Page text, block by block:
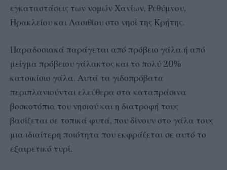
εγκαταστάσεις των νομών Χανίων, Ρεθύμνου,
Ηρακλείου και Λασιθίου στο νησί της Κρήτης.
Παραδοσιακά παράγεται από πρόβειο γάλα ή από
μείγμα πρόβειου γάλακτος και το πολύ 20%
κατσικίσιο γάλα. Αυτά τα γιδοπρόβατα
περιπλανιούνται ελεύθερα στα καταπράσινα
βοσκοτόπια του νησιού και η διατροφή τους
βασίζεται σε τοπικά φυτά, που δίνουν στο γάλα τους
μια ιδιαίτερη ποιότητα που εκφράζεται σε αυτό το
εξαιρετικό τυρί.